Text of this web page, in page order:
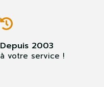
Depuis 2003
à votre service !